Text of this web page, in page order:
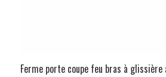
Ferme porte coupe feu bras à glissière